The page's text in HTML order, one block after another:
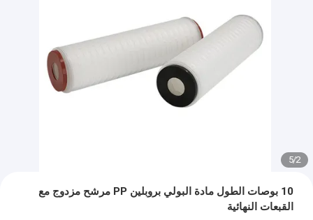
2
/
5
10 بوصات الطول مادة البولي بروبلين PP مرشح مزدوج مع
القبعات النهائية